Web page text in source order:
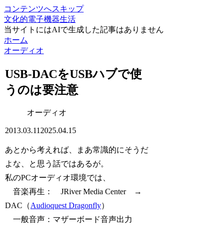
コンテンツへスキップ
文化的電子機器生活
当サイトにはAIで生成した記事はありません
ホーム
オーディオ
USB-DACをUSBハブで使
うのは要注意
オーディオ
2013.03.11 2025.04.15
あとから考えれば、まあ常識的にそうだ
よな、と思う話ではあるが。
私のPCオーディオ環境では、
音楽再生： JRiver Media Center →
DAC（Audioquest Dragonfly）
一般音声：マザーボード音声出力